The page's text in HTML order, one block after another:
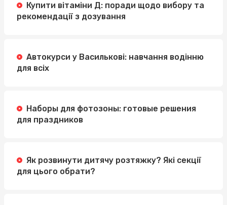
Купити вітаміни Д: поради щодо вибору та
рекомендації з дозування
Автокурси у Василькові: навчання водінню
для всіх
Наборы для фотозоны: готовые решения
для праздников
Як розвинути дитячу розтяжку? Які секції
для цього обрати?